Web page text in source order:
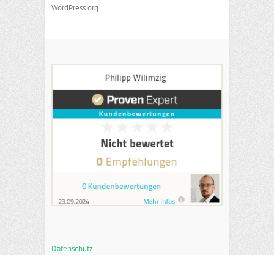
WordPress.org
Datenschutz